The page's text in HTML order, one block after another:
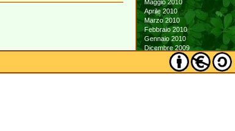
Maggio 2010
Aprile 2010
Marzo 2010
Febbraio 2010
Gennaio 2010
Dicembre 2009
Novembre 2009
Ottobre 2009
Settembre 2009